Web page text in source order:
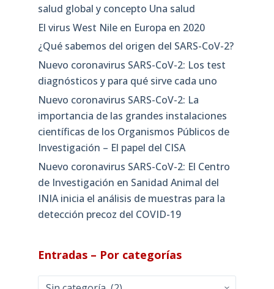
salud global y concepto Una salud
El virus West Nile en Europa en 2020
¿Qué sabemos del origen del SARS-CoV-2?
Nuevo coronavirus SARS-CoV-2: Los test
diagnósticos y para qué sirve cada uno
Nuevo coronavirus SARS-CoV-2: La
importancia de las grandes instalaciones
científicas de los Organismos Públicos de
Investigación – El papel del CISA
Nuevo coronavirus SARS-CoV-2: El Centro
de Investigación en Sanidad Animal del
INIA inicia el análisis de muestras para la
detección precoz del COVID-19
Entradas – Por categorías
Entradas